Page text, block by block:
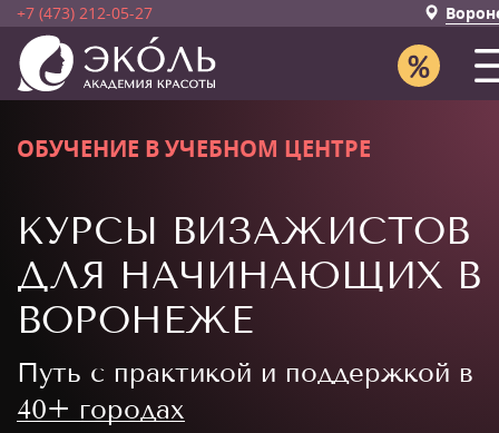
+7 (473) 212-05-27
ОБУЧЕНИЕ В УЧЕБНОМ ЦЕНТРЕ
КУРСЫ ВИЗАЖИСТОВ
ДЛЯ НАЧИНАЮЩИХ В
ВОРОНЕЖЕ
Путь с практикой и поддержкой в
40+ городах